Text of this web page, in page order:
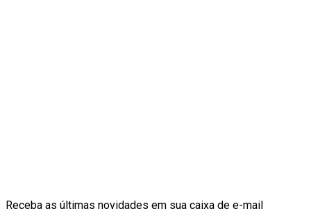
Receba as últimas novidades em sua caixa de e-mail